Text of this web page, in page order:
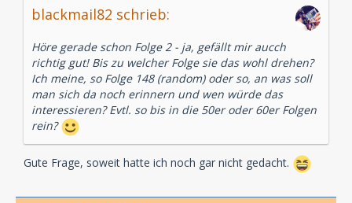
Bobcast-Episode zu „Die drei ??? und der
Verschiedene „Die drei ???“-Macher, legendäre
Sprecher:innen sowie prominente
Überraschungsgäste unterstützen Andreas Fröhlich
und Kai Schwind bei ihrer Retrospektive – in
kompakten 30 bis 45 Minuten je Episode.
„Haschimitenfürst“ ist ein „Bobcast“ voller exklusivem
Hintergrundwissen für Fans der Hörspielserie UND für
alle Podcast-Hörer:innen, die Lust auf die alten „Die
blackmail82 schrieb:
Höre gerade schon Folge 2 - ja, gefällt mir aucch
richtig gut! Bis zu welcher Folge sie das wohl drehen?
Ich meine, so Folge 148 (random) oder so, an was soll
man sich da noch erinnern und wen würde das
interessieren? Evtl. so bis in die 50er oder 60er Folgen
rein?
Gute Frage, soweit hatte ich noch gar nicht gedacht.